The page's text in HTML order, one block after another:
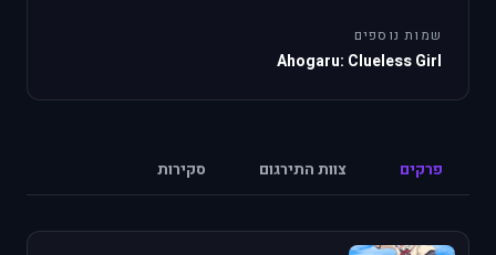
שמות נוספים
Ahogaru: Clueless Girl
פרקים צוות התירגום סקירות